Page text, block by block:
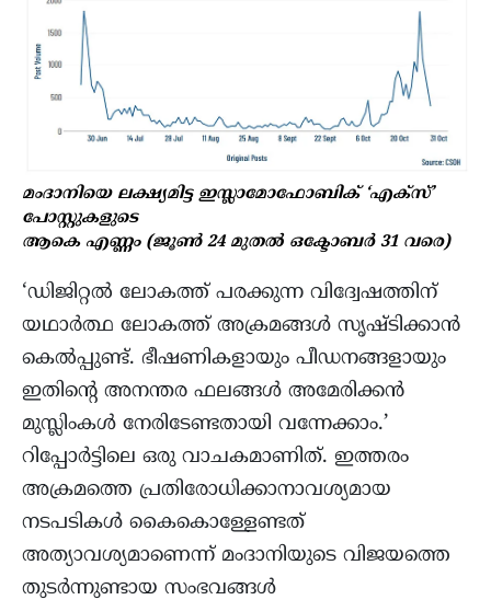
മംദാനിയെ ലക്ഷ്യമിട്ട ഇസ്ലാമോഫോബിക് ‘എക്‌സ്’
പോസ്റ്റുകളുടെ
ആകെ എണ്ണം (ജൂൺ 24 മുതൽ ഒക്ടോബർ 31 വരെ)
‘ഡിജിറ്റൽ ലോകത്ത് പരക്കുന്ന വിദ്വേഷത്തിന്
യഥാർത്ഥ ലോകത്ത് അക്രമങ്ങൾ സൃഷ്ടിക്കാൻ
കെൽപ്പുണ്ട്. ഭീഷണികളായും പീഡനങ്ങളായും
ഇതിന്റെ അനന്തര ഫലങ്ങൾ അമേരിക്കൻ
മുസ്ലിംകള്‍ നേരിടേണ്ടതായി വന്നേക്കാം.’
റിപ്പോർട്ടിലെ ഒരു വാചകമാണിത്. ഇത്തരം
അക്രമത്തെ പ്രതിരോധിക്കാനാവശ്യമായ
നടപടികൾ കൈകൊള്ളേണ്ടത്
അത്യാവശ്യമാണെന്ന് മംദാനിയുടെ വിജയത്തെ
തുടർന്നുണ്ടായ സംഭവങ്ങൾ